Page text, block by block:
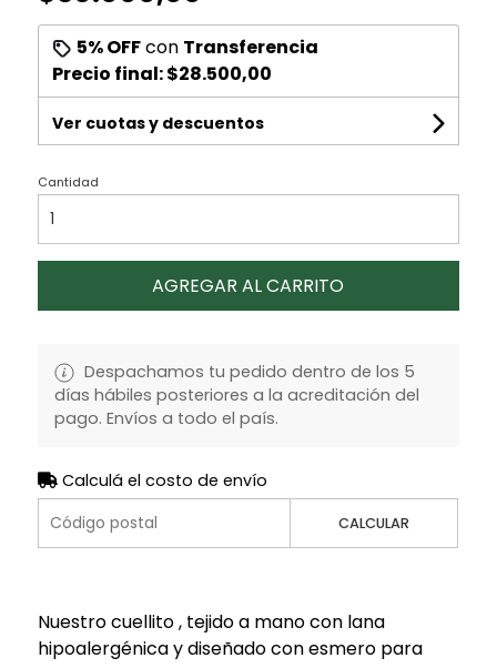
5% OFFcon Transferencia
Precio final:$28.500,00
Ver cuotas y descuentos
Cantidad
AGREGAR AL CARRITO
Despachamos tu pedido dentro de los 5
días hábiles posteriores a la acreditación del
pago. Envíos a todo el país.
Calculá el costo de envío
CALCULAR
Nuestro cuellito , tejido a mano con lana
hipoalergénica y diseñado con esmero para